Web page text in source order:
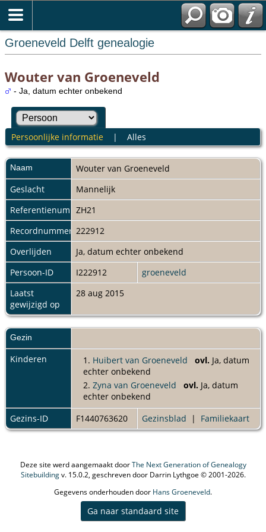
Groeneveld Delft genealogie
Wouter van Groeneveld
- Ja, datum echter onbekend
Persoonlijke informatie| Alles
Naam Wouter van Groeneveld
Geslacht
Mannelijk
ReferentienummerZH21
Recordnummer 222912
Overlijden
Ja, datum echter onbekend
Persoon-ID
I222912
groeneveld
Laatst
gewijzigd op
28 aug 2015
Gezin
Kinderen 1. Huibert van Groeneveld ovl. Ja, datum
echter onbekend
2. Zyna van Groeneveld ovl. Ja, datum
echter onbekend
Gezins-ID
F1440763620 Gezinsblad | Familiekaart
Deze site werd aangemaakt doorThe Next Generation of Genealogy
Sitebuildingv. 15.0.2, geschreven door Darrin Lythgoe © 2001-2026.
Gegevens onderhouden door Hans Groeneveld.
Ga naar standaard site